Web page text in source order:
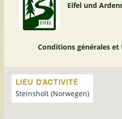
Eifel und
Conditions générales
LIEU D'ACTIVITÉ
Steinsholt (Norwegen)
Passer
carte